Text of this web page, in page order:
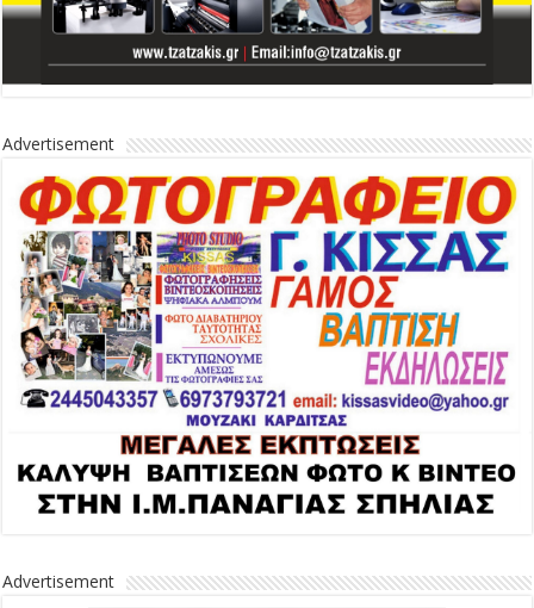
Advertisement
Advertisement